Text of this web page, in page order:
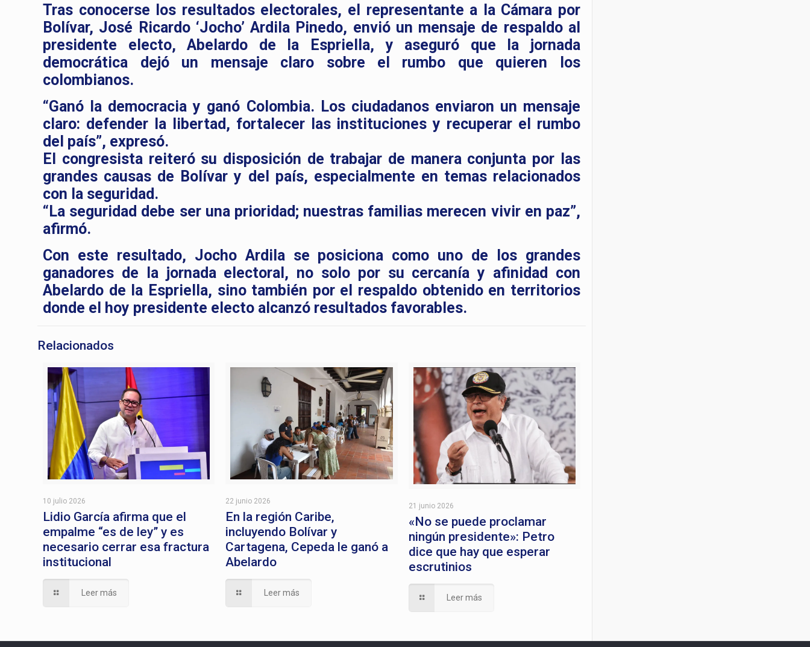
Tras conocerse los resultados electorales, el representante a la Cámara por
Bolívar, José Ricardo ‘Jocho’ Ardila Pinedo, envió un mensaje de respaldo al
presidente electo, Abelardo de la Espriella, y aseguró que la jornada
democrática dejó un mensaje claro sobre el rumbo que quieren los
colombianos.
“Ganó la democracia y ganó Colombia. Los ciudadanos enviaron un mensaje
claro: defender la libertad, fortalecer las instituciones y recuperar el rumbo
del país”, expresó.
El congresista reiteró su disposición de trabajar de manera conjunta por las
grandes causas de Bolívar y del país, especialmente en temas relacionados
con la seguridad.
“La seguridad debe ser una prioridad; nuestras familias merecen vivir en paz”,
afirmó.
Con este resultado, Jocho Ardila se posiciona como uno de los grandes
ganadores de la jornada electoral, no solo por su cercanía y afinidad con
Abelardo de la Espriella, sino también por el respaldo obtenido en territorios
donde el hoy presidente electo alcanzó resultados favorables.
Relacionados
10 julio 2026
Lidio García afirma que el
empalme “es de ley” y es
necesario cerrar esa fractura
institucional
Leer más
22 junio 2026
En la región Caribe,
incluyendo Bolívar y
Cartagena, Cepeda le ganó a
Abelardo
Leer más
21 junio 2026
«No se puede proclamar
ningún presidente»: Petro
dice que hay que esperar
escrutinios
Leer más